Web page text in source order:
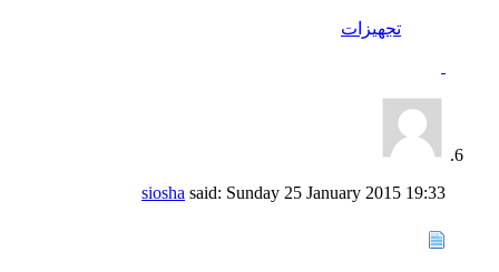
تجهيزات
siosha said: Sunday 25 January 2015 19:33